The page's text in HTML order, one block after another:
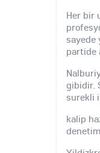
Her bir
sayede
partide
gibidir.
surekli
kalip